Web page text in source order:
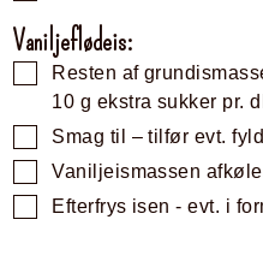
Vaniljeflødeis:
Resten af
10 g ekstra sukker pr.
Smag til – tilfør evt.
Vaniljeismassen
Efterfrys isen - evt. i